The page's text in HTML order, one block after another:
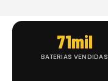
71mil
BATERIAS VENDIDAS